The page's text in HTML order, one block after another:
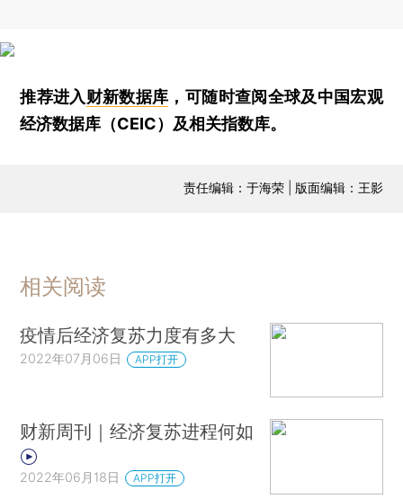
推荐进入财新数据库 ，可随时查阅全球及中国宏观
经济数据库（CEIC）及相关指数库。
责任编辑：于海荣 | 版面编辑：王影
相关阅读
疫情后经济复苏力度有多大
2022年07月06日 APP打开
财新周刊｜经济复苏进程何如
2022年06月18日 APP打开